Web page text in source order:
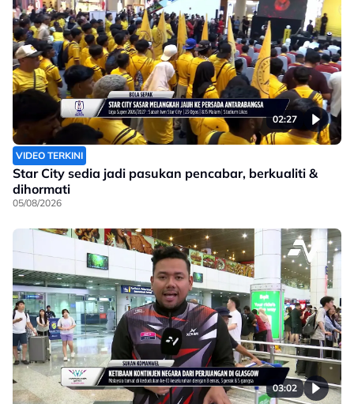
02:27
VIDEO TERKINI
Star City sedia jadi pasukan pencabar, berkualiti &
dihormati
05/08/2026
03:02